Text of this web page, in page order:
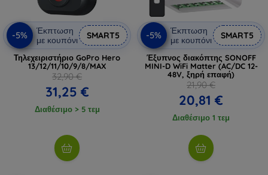
-5%
Έκπτωση
με κουπόνι
SMART5
Τηλεχειριστήριο GoPro Hero
13/12/11/10/9/8/MAX
32,90 €
31,25 €
Διαθέσιμο > 5 τεμ
-5%
Έκπτωση
με κουπόνι
SMART5
Έξυπνος διακόπτης SONOFF
MINI-D WiFi Matter (AC/DC 12-
48V, ξηρή επαφή)
21,90 €
20,81 €
Διαθέσιμο 1 τεμ